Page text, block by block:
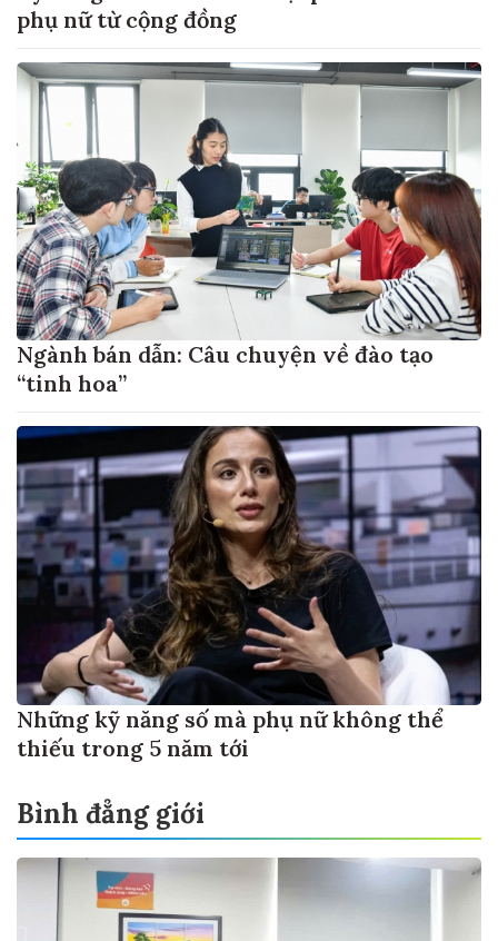
phụ nữ từ cộng đồng
Ngành bán dẫn: Câu chuyện về đào tạo
“tinh hoa”
Những kỹ năng số mà phụ nữ không thể
thiếu trong 5 năm tới
Bình đẳng giới